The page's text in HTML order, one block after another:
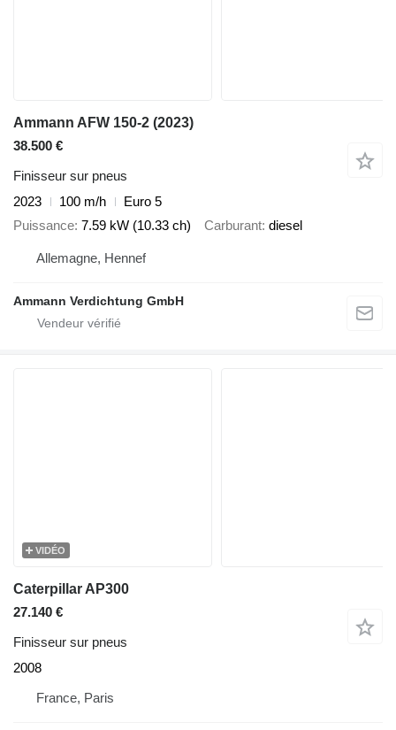
Ammann AFW 150-2 (2023)
38.500 €
Finisseur sur pneus
2023
100 m/h
Euro 5
Puissance 7.59 kW (10.33 ch) Carburant diesel
Allemagne, Hennef
Ammann Verdichtung GmbH
VIDÉO
Caterpillar AP300
27.140 €
Finisseur sur pneus
2008
France, Paris